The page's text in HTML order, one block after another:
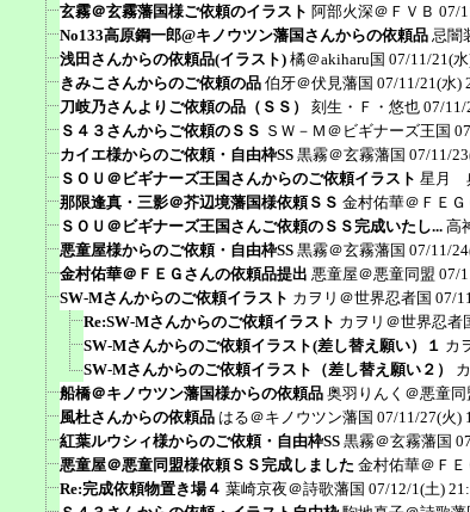
玄霧＠玄霧藩国様ご依頼のイラスト 阿部火深＠ＦＶＢ 07/
No133高原鋼一郎@キノウツン藩国さんからの依頼品 忌闇
浅田さんからの依頼品(イラスト) 橘＠akiharu国 07/11/21(水
きみこさんからのご依頼の品 伯牙＠伏見藩国 07/11/21(水)
刀岐乃さんよりご依頼の品（ＳＳ）
刻生・Ｆ・悠也 07/11/
Ｓ４３さんからご依頼のＳＳ ＳＷ－Ｍ＠ビギナーズ王国
カイエ様からのご依頼・自由枠SS 黒霧＠玄霧藩国 07/11/
ＳＯＵ＠ビギナーズ王国さんからのご依頼イラスト 星月
那限逢真・三影＠芥辺境藩国様依頼ＳＳ 金村佑華＠ＦＥＧ
ＳＯＵ＠ビギナーズ王国さんご依頼のＳＳ完成いたし... 高
悪童屋様からのご依頼・自由枠SS 黒霧＠玄霧藩国 07/11/
金村佑華＠ＦＥＧさんの依頼品提出 悪童屋＠悪童同盟 07/
SW-Mさんからのご依頼イラスト カヲリ＠世界忍者国 07/
Re:SW-Mさんからのご依頼イラスト カヲリ＠世界忍者
SW-Mさんからのご依頼イラスト(差し替え願い）１ カ
SW-Mさんからのご依頼イラスト（差し替え願い２）
船橋＠キノウツン藩国様からの依頼品 奥羽りんく＠悪童同
風杜さんからの依頼品 はる＠キノウツン藩国 07/11/27(火)
紅葉ルウシィ様からのご依頼・自由枠SS 黒霧＠玄霧藩国
悪童屋＠悪童同盟様依頼ＳＳ完成しました 金村佑華＠ＦＥ
Re:完成依頼物置き場４ 葉崎京夜＠詩歌藩国 07/12/1(土)